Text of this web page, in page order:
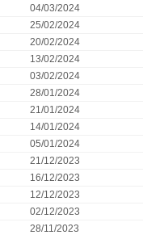
04/03/2024
25/02/2024
20/02/2024
13/02/2024
03/02/2024
28/01/2024
21/01/2024
14/01/2024
05/01/2024
21/12/2023
16/12/2023
12/12/2023
02/12/2023
28/11/2023